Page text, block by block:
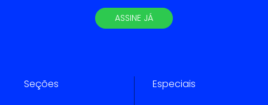
ASSINE JÁ
Seções Especiais